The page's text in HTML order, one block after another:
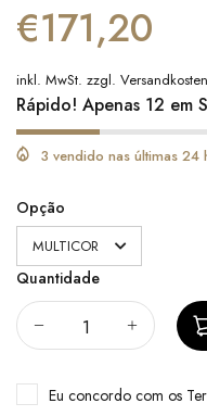
€171,20
inkl. MwSt. zzgl. Versandkosten
Rápido! Apenas 12 em
3 vendido nas últimas 24
Opção
Quantidade
Eu concordo com os